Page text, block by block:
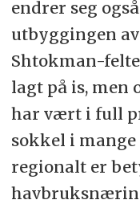
endrer seg
utbyggingen
Shtokman-
lagt på is, men
har vært i full
sokkel i
regionalt er